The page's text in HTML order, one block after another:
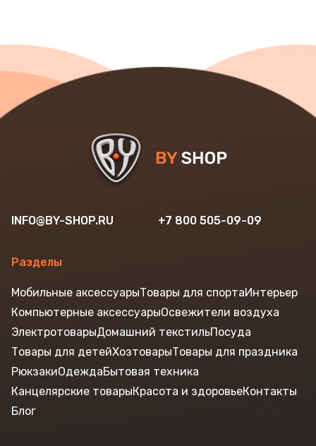
INFO@BY-SHOP.RU +7 800 505-09-09
Разделы
Мобильные аксессуарыТовары для спортаИнтерьер
Компьютерные аксессуарыОсвежители воздуха
ЭлектротоварыДомашний текстильПосуда
Товары для детейХозтоварыТовары для праздника
РюкзакиОдеждаБытовая техника
Канцелярские товарыКрасота и здоровьеКонтакты
Блог